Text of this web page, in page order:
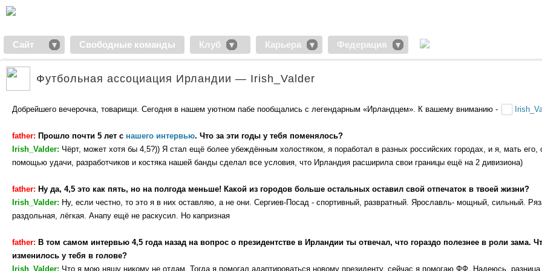
Сайт Свободные команды Клуб Карьера Федерация
Футбольная ассоциация Ирландии — Irish_Valder
Добрейшего вечерочка, товарищи. Сегодня в нашем уютном пабе пообщались с легендарным «Ирландцем». К вашему вниманию -
father: Прошло почти 5 лет с нашего интервью. Что за эти годы у тебя поменялось?
Irish_Valder: Чёрт, может хотя бы 4,5?)) Я стал ещё более убеждённым холостяком, я поработал в разных российских городах, и я, мать его,
помощью удачи, разработчиков и костяка нашей банды сделал все условия, что Ирландия расширила свои границы ещё на 2 дивизиона)
father: Ну да, 4,5 это как пять, но на полгода меньше! Какой из городов больше остальных оставил свой отпечаток в твоей жизни?
Irish_Valder: Ну, если честно, то это я в них оставляю, а не они. Сергиев-Посад - спортивный, развратный. Ярославль- мощный, сильный.
раздольная, лёгкая. Анапу ещё не раскусил. Но капризная
father: В том самом интервью 4,5 года назад на вопрос о президентстве в Ирландии ты отвечал, что гораздо полезнее в роли зама.
изменилось у тебя в голове?
Irish_Valder: Что я мою няшу никому не отдам. Тогда я помогал адаптироваться новому президенту, сейчас я помогаю ФФ. Надеюсь, разница